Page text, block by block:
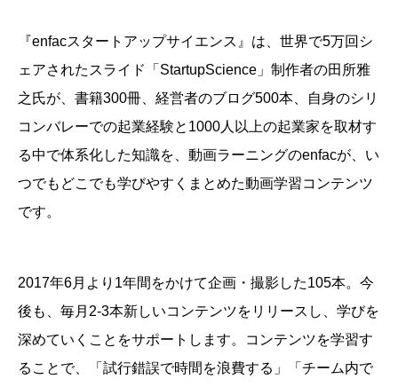
『enfacスタートアップサイエンス』は、 世界で5万回シ
ェアされたスライド「StartupScience」制作者の田所雅
之氏が、書籍300冊、経営者のブログ500本、自身のシリ
コンバレーでの起業経験と1000人以上の起業家を取材す
る中で体系化した知識を、動画ラーニングのenfacが、い
つでもどこでも学びやすくまとめた動画学習コンテンツ
です。
2017年6月より1年間をかけて企画・撮影した105本。今
後も、毎月2-3本新しいコンテンツをリリースし、学びを
深めていくことをサポートします。
コンテンツを学習す
ることで、「試行錯誤で時間を浪費する」「チーム内で